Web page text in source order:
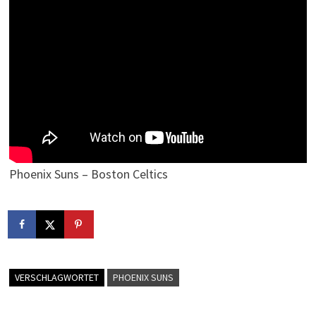
Phoenix Suns – Boston Celtics
VERSCHLAGWORTET PHOENIX SUNS